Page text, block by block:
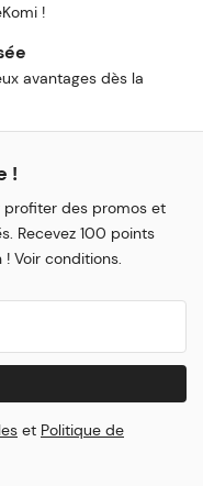
!
avantages dès la
!
profiter des promos et
Recevez 100 points
Voir conditions.
et Politique de